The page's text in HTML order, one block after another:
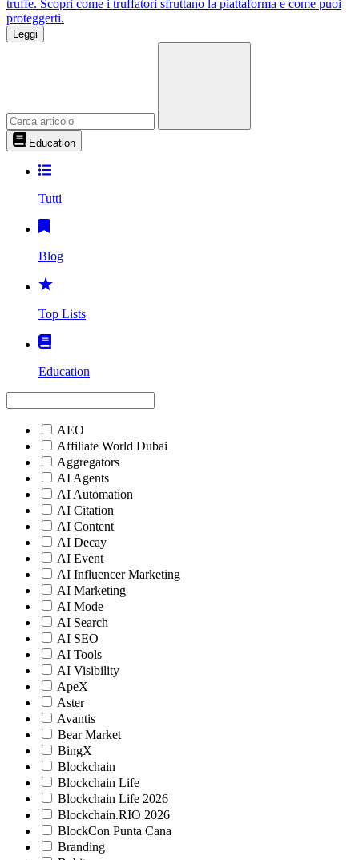
truffe. Scopri come i truffatori sfruttano la piattaforma e come puoi
proteggerti.
Leggi
Education
Tutti
Blog
Top Lists
Education
AEO
Affiliate World Dubai
Aggregators
AI Agents
AI Automation
AI Citation
AI Content
AI Decay
AI Event
AI Influencer Marketing
AI Marketing
AI Mode
AI Search
AI SEO
AI Tools
AI Visibility
ApeX
Aster
Avantis
Bear Market
BingX
Blockchain
Blockchain Life
Blockchain Life 2026
Blockchain.RIO 2026
BlockCon Punta Cana
Branding